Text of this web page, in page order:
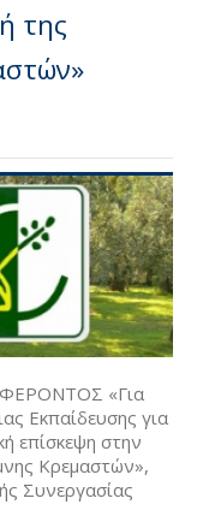
της
«Για
Εκπαίδευσης για
επίσκεψη στην
Κρεμαστών»,
Συνεργασίας